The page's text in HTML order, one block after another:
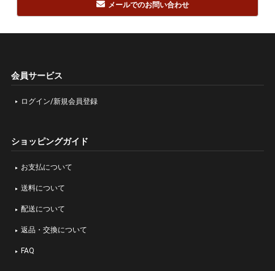
メールでのお問い合わせ
会員サービス
ログイン/新規会員登録
ショッピングガイド
お支払について
送料について
配送について
返品・交換について
FAQ